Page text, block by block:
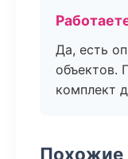
Да, есть
объектов.
комплект
Похожие